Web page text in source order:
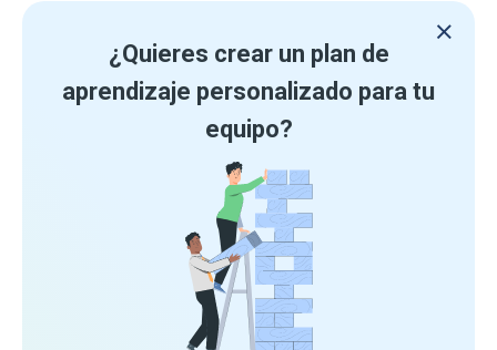
¿Quieres crear un plan de
aprendizaje personalizado para tu
equipo?